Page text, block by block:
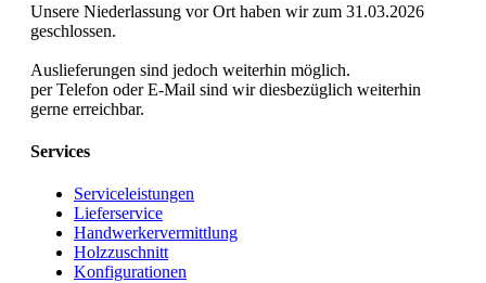
Unsere Niederlassung vor Ort haben wir zum 31.03.2026
geschlossen.
Auslieferungen sind jedoch weiterhin möglich.
per Telefon oder E-Mail sind wir diesbezüglich weiterhin
gerne erreichbar.
Services
Serviceleistungen
Lieferservice
Handwerkervermittlung
Holzzuschnitt
Konfigurationen